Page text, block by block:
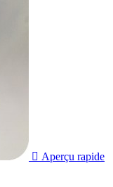
 Aperçu rapide